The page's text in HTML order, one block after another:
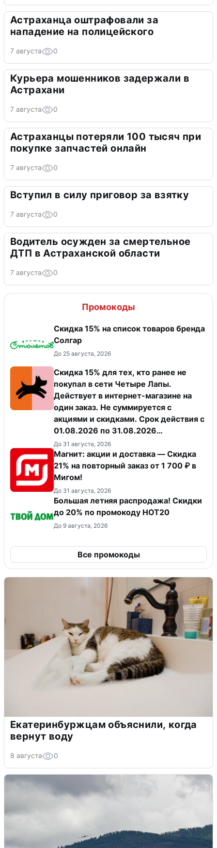
Астраханца оштрафовали за
нападение на полицейского
7 августа 0
Курьера мошенников задержали в
Астрахани
7 августа 0
Астраханцы потеряли 100 тысяч при
покупке запчастей онлайн
7 августа 0
Вступил в силу приговор за взятку
7 августа 0
Водитель осужден за смертельное
ДТП в Астраханской области
7 августа 0
Промокоды
Скидка 15% на список товаров бренда
Солгар
До 25 августа, 2026
Скидка 15% для тех, кто ранее не
покупал в сети Четыре Лапы.
Действует в интернет-магазине на
один заказ. Не суммируется с
акциями и скидками. Срок действия с
01.08.2026 по 31.08.2026
(включительно).
До 31 августа, 2026
Магнит: акции и доставка — Скидка
21% на повторный заказ от 1 700 ₽ в
Мигом!
До 31 августа, 2026
Большая летняя распродажа! Скидки
до 20% по промокоду HOT20
До 9 августа, 2026
Все промокоды
Екатеринбуржцам объяснили, когда
вернут воду
8 августа 0